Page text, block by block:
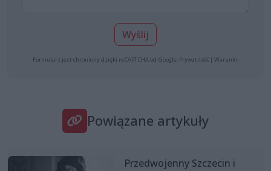
Wyślij
Formularz jest chroniony dzięki reCAPTCHA od Google: Prywatność | Warunki
Powiązane artykuły
Przedwojenny Szczecin i